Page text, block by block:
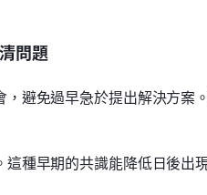
問題
避免過早急於提出解決方案
種早期的共識能降低日後出